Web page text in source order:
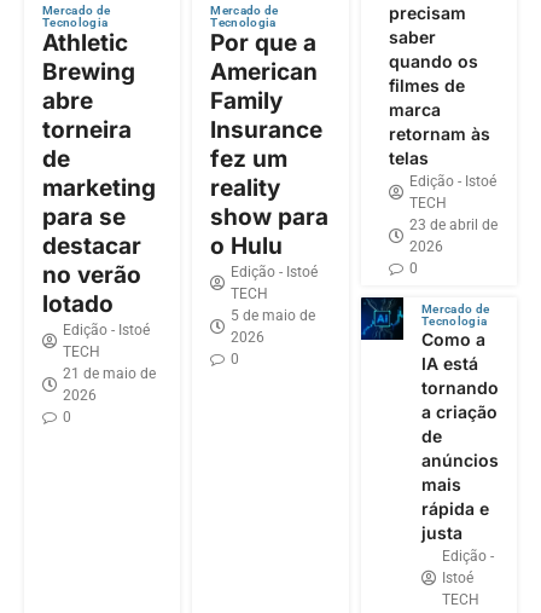
Mercado de
Tecnologia
Athletic
Brewing
abre
torneira
de
marketing
para se
destacar
no verão
lotado
Edição - Istoé
TECH
21 de maio de
2026
0
Mercado de
Tecnologia
Por que a
American
Family
Insurance
fez um
reality
show para
o Hulu
Edição - Istoé
TECH
5 de maio de
2026
0
precisam
saber
quando os
filmes de
marca
retornam às
telas
Edição - Istoé
TECH
23 de abril de
2026
0
Mercado de
Tecnologia
Como a
IA está
tornando
a criação
de
anúncios
mais
rápida e
justa
Edição -
Istoé
TECH